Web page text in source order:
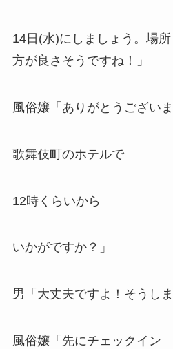
14日(水)にしましょう。場
方が良さそうですね！」
風俗嬢「ありがとうございま
歌舞伎町のホテルで
12時くらいから
いかがですか？」
男「大丈夫ですよ！そうしま
風俗嬢「先にチェックイン